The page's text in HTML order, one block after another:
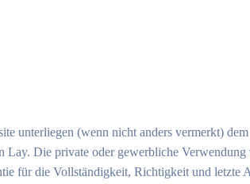
unterliegen (wenn nicht anders vermerkt)
Die private oder gewerbliche
für die Vollständigkeit, Richtigkeit und